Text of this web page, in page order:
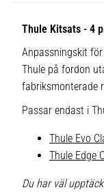
Thule Kitsats - 4
Anpassningskit
Thule på fordon
fabriksmonterade
Passar endast i
Thule Evo
Thule Edge
Du har väl